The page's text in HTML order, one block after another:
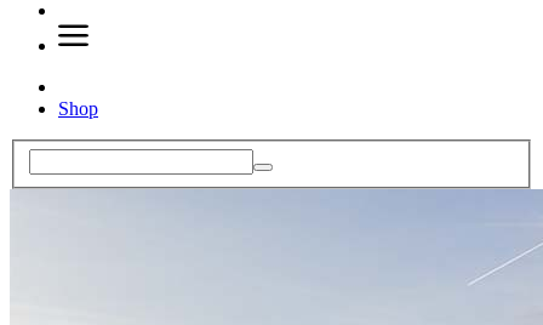
Shop